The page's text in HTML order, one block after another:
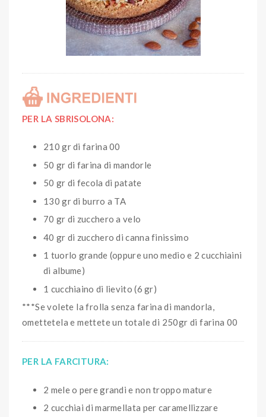
PER LA SBRISOLONA:
210 gr di farina 00
50 gr di farina di mandorle
50 gr di fecola di patate
130 gr di burro a TA
70 gr di zucchero a velo
40 gr di zucchero di canna finissimo
1 tuorlo grande (oppure uno medio e 2 cucchiaini
di albume)
1 cucchiaino di lievito (6 gr)
***Se volete la frolla senza farina di mandorla,
omettetela e mettete un totale di 250gr di farina 00
PER LA FARCITURA:
2 mele o pere grandi e non troppo mature
2 cucchiai di marmellata per caramellizzare